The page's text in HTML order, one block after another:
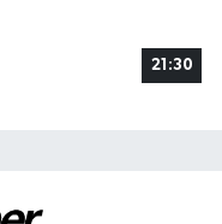
21:30